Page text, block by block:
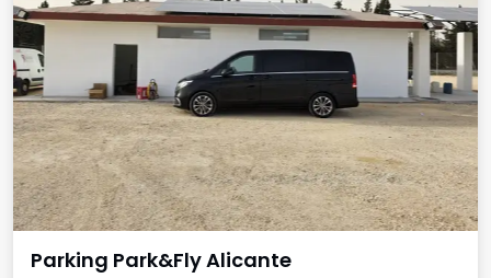
Parking Park&Fly Alicante